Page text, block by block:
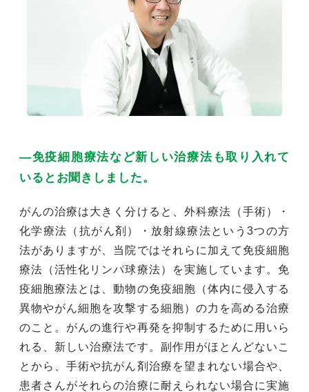
―免疫細胞療法など新しい治療法も取り入れて
いるとお聞きしました。
がんの治療は大きく分けると、外科療法（手術）・
化学療法（抗がん剤）・放射線療法という3つの方
法がありますが、当院ではそれらに加えて免疫細胞
療法（活性化リンパ球療法）を実施しています。免
疫細胞療法とは、動物の免疫細胞（体内に侵入する
異物やがん細胞を攻撃する細胞）の力を高める治療
のこと。がんの進行や再発を抑制するために用いら
れる、新しい治療法です。副作用がほとんどないこ
とから、手術や抗がん剤治療を望まれない場合や、
患者さんがそれらの治療に耐えられない場合に実施